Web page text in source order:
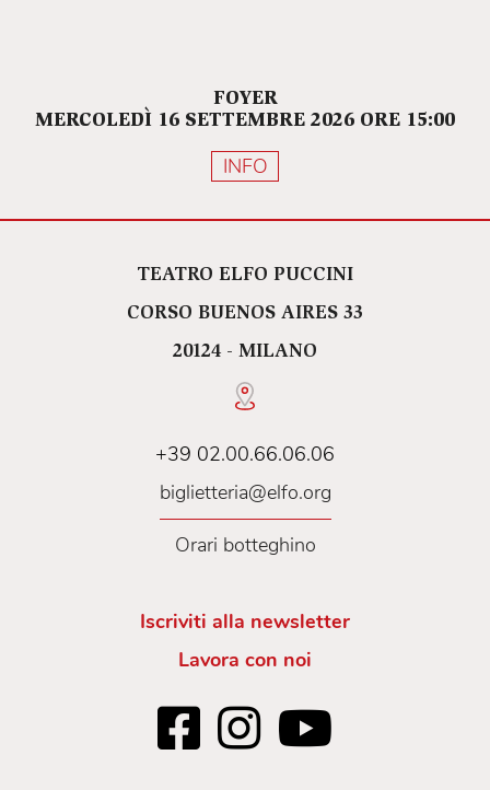
FOYER
MERCOLEDÌ 16 SETTEMBRE 2026 ORE 15:00
INFO
TEATRO ELFO PUCCINI
CORSO BUENOS AIRES 33
20124 - MILANO
+39 02.00.66.06.06
biglietteria@elfo.org
Orari botteghino
Iscriviti alla newsletter
Lavora con noi